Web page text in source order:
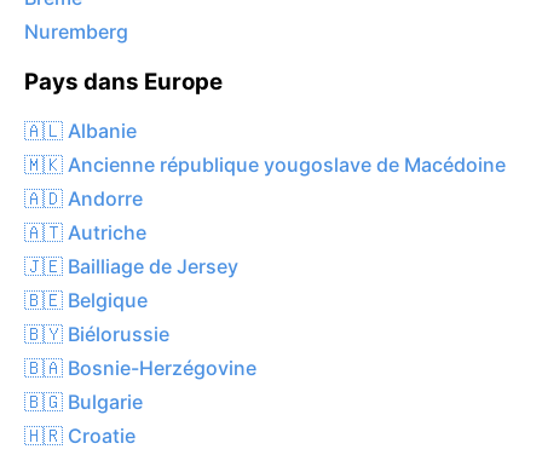
Nuremberg
Pays dans Europe
🇦🇱 Albanie
🇲🇰 Ancienne république yougoslave de Macédoine
🇦🇩 Andorre
🇦🇹 Autriche
🇯🇪 Bailliage de Jersey
🇧🇪 Belgique
🇧🇾 Biélorussie
🇧🇦 Bosnie-Herzégovine
🇧🇬 Bulgarie
🇭🇷 Croatie